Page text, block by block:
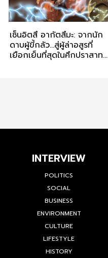
เซ็นอิตสึ อากัตสึมะ: จากนัก
ดาบผู้ขี้กลัว…สู่ผู้ล่าอสูรที่
เยือกเย็นที่สุดในศึกปราสาทนิ
INTERVIEW
POLITICS
SOCIAL
BUSINESS
ENVIRONMENT
CULTURE
LIFESTYLE
HISTORY